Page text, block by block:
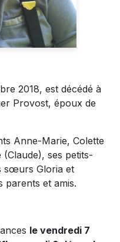
2018, est décédé à
Provost, époux de
Anne-Marie, Colette
ses petits-
sœurs Gloria et
parents et amis.
le vendredi 7